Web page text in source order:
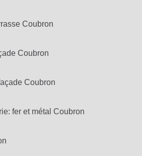
Coubron
Coubron
Coubron
fer et métal Coubron